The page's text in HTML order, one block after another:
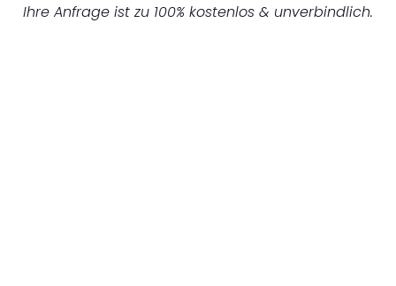
Ihre Anfrage ist zu 100% kostenlos & unverbindlich.